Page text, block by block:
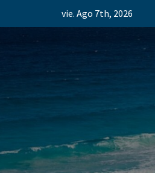
vie. Ago 7th, 2026